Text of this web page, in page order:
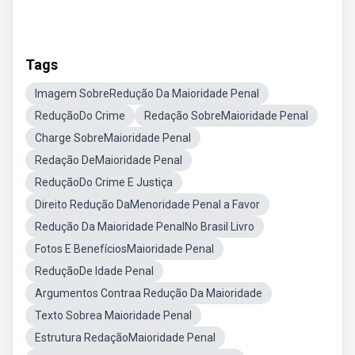
Tags
Imagem SobreRedução Da Maioridade Penal
ReduçãoDo Crime
Redação SobreMaioridade Penal
Charge SobreMaioridade Penal
Redação DeMaioridade Penal
ReduçãoDo Crime E Justiça
Direito Redução DaMenoridade Penal a Favor
Redução Da Maioridade PenalNo Brasil Livro
Fotos E BenefíciosMaioridade Penal
ReduçãoDe Idade Penal
Argumentos Contraa Redução Da Maioridade
Texto Sobrea Maioridade Penal
Estrutura RedaçãoMaioridade Penal